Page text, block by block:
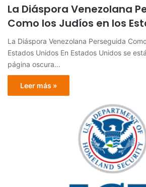
La Diáspora Venezolana
Como los Judíos en los
La Diáspora Venezolana Perseguida
Estados Unidos En Estados Unidos se
página oscura…
Leer más »